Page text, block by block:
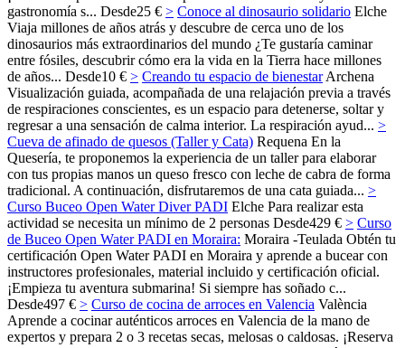
gastronomía s... Desde25 € > Conoce al dinosaurio solidario Elche
Viaja millones de años atrás y descubre de cerca uno de los
dinosaurios más extraordinarios del mundo ¿Te gustaría caminar
entre fósiles, descubrir cómo era la vida en la Tierra hace millones
de años... Desde10 € > Creando tu espacio de bienestar Archena
Visualización guiada, acompañada de una relajación previa a través
de respiraciones conscientes, es un espacio para detenerse, soltar y
regresar a una sensación de calma interior. La respiración ayud... >
Cueva de afinado de quesos (Taller y Cata) Requena En la
Quesería, te proponemos la experiencia de un taller para elaborar
con tus propias manos un queso fresco con leche de cabra de forma
tradicional. A continuación, disfrutaremos de una cata guiada... >
Curso Buceo Open Water Diver PADI Elche Para realizar esta
actividad se necesita un mínimo de 2 personas Desde429 € > Curso
de Buceo Open Water PADI en Moraira: Moraira -Teulada Obtén tu
certificación Open Water PADI en Moraira y aprende a bucear con
instructores profesionales, material incluido y certificación oficial.
¡Empieza tu aventura submarina! Si siempre has soñado c...
Desde497 € > Curso de cocina de arroces en Valencia València
Aprende a cocinar auténticos arroces en Valencia de la mano de
expertos y prepara 2 o 3 recetas secas, melosas o caldosas. ¡Reserva